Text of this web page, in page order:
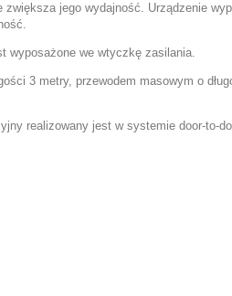
zwiększa jego wydajność. Urządzenie
wyposażone we wtyczkę zasilania.
3 metry, przewodem masowym o
realizowany jest w systemie door-to-